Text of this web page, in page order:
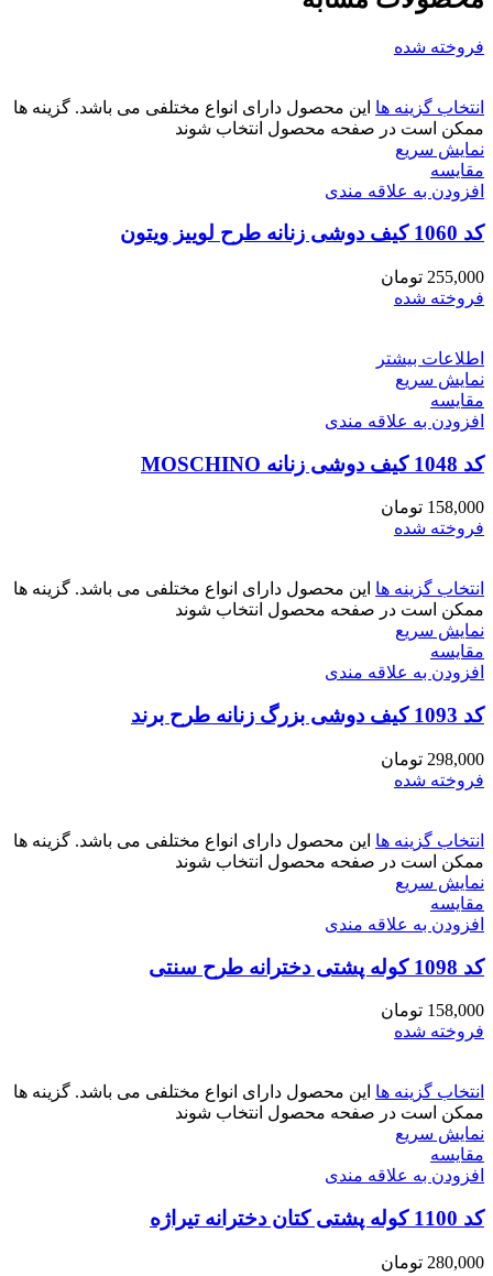
فروخته شده
انتخاب گزینه ها این محصول دارای انواع مختلفی می باشد. گزینه ها
ممکن است در صفحه محصول انتخاب شوند
نمایش سریع
مقايسه
افزودن به علاقه مندی
کد 1060 کیف دوشی زنانه طرح لوییز ویتون
255,000 تومان
فروخته شده
اطلاعات بیشتر
نمایش سریع
مقايسه
افزودن به علاقه مندی
کد 1048 کیف دوشی زنانه MOSCHINO
158,000 تومان
فروخته شده
انتخاب گزینه ها این محصول دارای انواع مختلفی می باشد. گزینه ها
ممکن است در صفحه محصول انتخاب شوند
نمایش سریع
مقايسه
افزودن به علاقه مندی
کد 1093 کیف دوشی بزرگ زنانه طرح برند
298,000 تومان
فروخته شده
انتخاب گزینه ها این محصول دارای انواع مختلفی می باشد. گزینه ها
ممکن است در صفحه محصول انتخاب شوند
نمایش سریع
مقايسه
افزودن به علاقه مندی
کد 1098 کوله پشتی دخترانه طرح سنتی
158,000 تومان
فروخته شده
انتخاب گزینه ها این محصول دارای انواع مختلفی می باشد. گزینه ها
ممکن است در صفحه محصول انتخاب شوند
نمایش سریع
مقايسه
افزودن به علاقه مندی
کد 1100 کوله پشتی کتان دخترانه تیراژه
280,000 تومان